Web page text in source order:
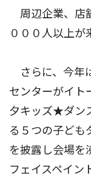
周辺企業、店
０００人以上が
さらに、今年
センターがイト
夕キッズ★ダン
る５つの子ども
を披露し会場を
フェイスペイン